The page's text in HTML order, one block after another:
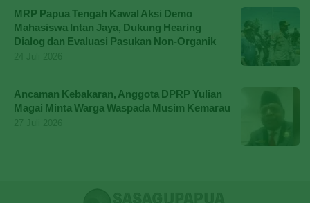
MRP Papua Tengah Kawal Aksi Demo
Mahasiswa Intan Jaya, Dukung Hearing
Dialog dan Evaluasi Pasukan Non-Organik
Ancaman Kebakaran, Anggota DPRP Yulian
Magai Minta Warga Waspada Musim Kemarau